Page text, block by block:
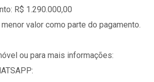
R$ 1.290.000,00
valor como parte do pagamento.
ou para mais informações: